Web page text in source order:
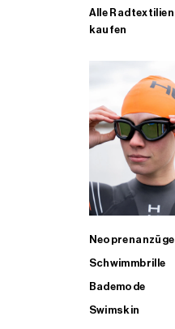
Alle Radtextilien
kaufen
Neoprenanzüge
Schwimmbrille
Bademode
Swimskin